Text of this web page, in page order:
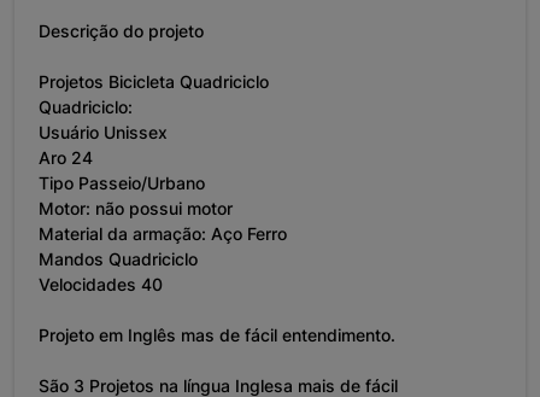
Descrição do projeto
Projetos Bicicleta Quadriciclo
Quadriciclo:
Usuário Unissex
Aro 24
Tipo Passeio/Urbano
Motor: não possui motor
Material da armação: Aço Ferro
Mandos Quadriciclo
Velocidades 40
Projeto em Inglês mas de fácil entendimento.
São 3 Projetos na língua Inglesa mais de fácil